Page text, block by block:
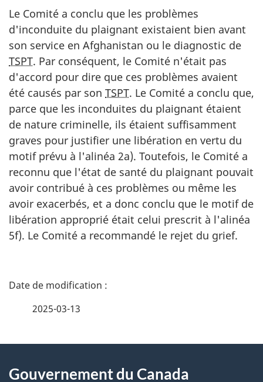
Le Comité a conclu que les problèmes
d'inconduite du plaignant existaient bien avant
son service en Afghanistan ou le diagnostic de
TSPT. Par conséquent, le Comité n'était pas
d'accord pour dire que ces problèmes avaient
été causés par son TSPT. Le Comité a conclu que,
parce que les inconduites du plaignant étaient
de nature criminelle, ils étaient suffisamment
graves pour justifier une libération en vertu du
motif prévu à l'alinéa 2a). Toutefois, le Comité a
reconnu que l'état de santé du plaignant pouvait
avoir contribué à ces problèmes ou même les
avoir exacerbés, et a donc conclu que le motif de
libération approprié était celui prescrit à l'alinéa
5f). Le Comité a recommandé le rejet du grief.
D
2025-03-13
Gouvernement du Canada